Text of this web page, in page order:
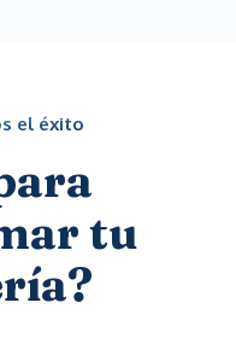
el éxito
tu